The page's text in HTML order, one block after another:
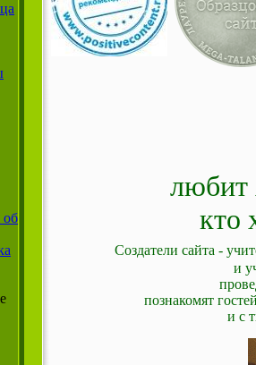
об
кто
Создатели сайта -
и
познакомят
и с